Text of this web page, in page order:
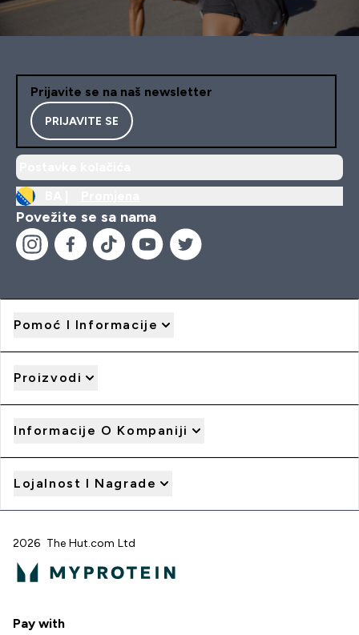
Prijavite se na naš newsletter
PRIJAVITE SE
Povežite se sa nama
Pomoć I Informacije
Proizvodi
Informacije O Kompaniji
Lojalnost I Nagrade
2026 The Hut.com Ltd
Pay with